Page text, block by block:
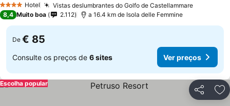
4 EstrelasHotel Vistas deslumbrantes do Golfo de Castellammare
8,4 Muito boa 2.112 a 16.4 km de Isola delle Femmine
De € 85
Consulte os preços de 6 sites Ver preços
Partilhar
Escolha popular